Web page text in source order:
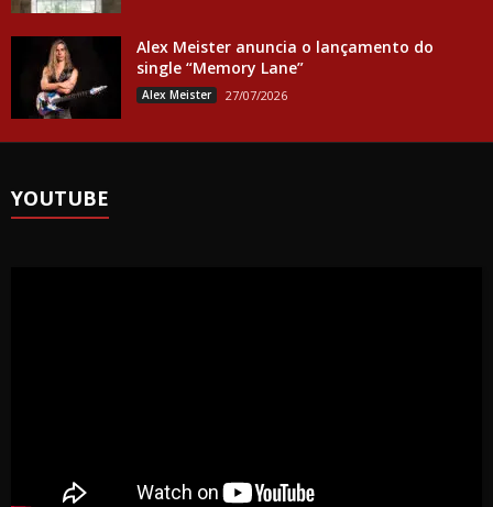
Alex Meister anuncia o lançamento do
single “Memory Lane”
Alex Meister 27/07/2026
YOUTUBE